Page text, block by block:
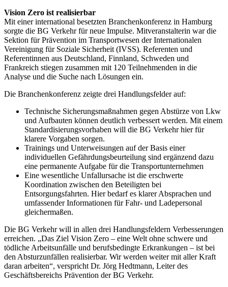
Vision Zero ist realisierbar
Mit einer international besetzten Branchenkonferenz in Hamburg
sorgte die BG Verkehr für neue Impulse. Mitveranstalterin war die
Sektion für Prävention im Transportwesen der Internationalen
Vereinigung für Soziale Sicherheit (IVSS). Referenten und
Referentinnen aus Deutschland, Finnland, Schweden und
Frankreich stiegen zusammen mit 120 Teilnehmenden in die
Analyse und die Suche nach Lösungen ein.
Die Branchenkonferenz zeigte drei Handlungsfelder auf:
Technische Sicherungsmaßnahmen gegen Abstürze von Lkw
und Aufbauten können deutlich verbessert werden. Mit einem
Standardisierungsvorhaben will die BG Verkehr hier für
klarere Vorgaben sorgen.
Trainings und Unterweisungen auf der Basis einer
individuellen Gefährdungsbeurteilung sind ergänzend dazu
eine permanente Aufgabe für die Transportunternehmen
Eine wesentliche Unfallursache ist die erschwerte
Koordination zwischen den Beteiligten bei
Entsorgungsfahrten. Hier bedarf es klarer Absprachen und
umfassender Informationen für Fahr- und Ladepersonal
gleichermaßen.
Die BG Verkehr will in allen drei Handlungsfeldern Verbesserungen
erreichen. „Das Ziel Vision Zero – eine Welt ohne schwere und
tödliche Arbeitsunfälle und berufsbedingte Erkrankungen – ist bei
den Absturz­unfällen realisierbar. Wir werden weiter mit aller Kraft
daran arbeiten“, verspricht Dr. Jörg Hedtmann, Leiter des
Geschäftsbereichs Prävention der BG Verkehr.